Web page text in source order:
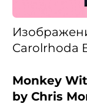
Carolrhoda
Monkey
by Chris